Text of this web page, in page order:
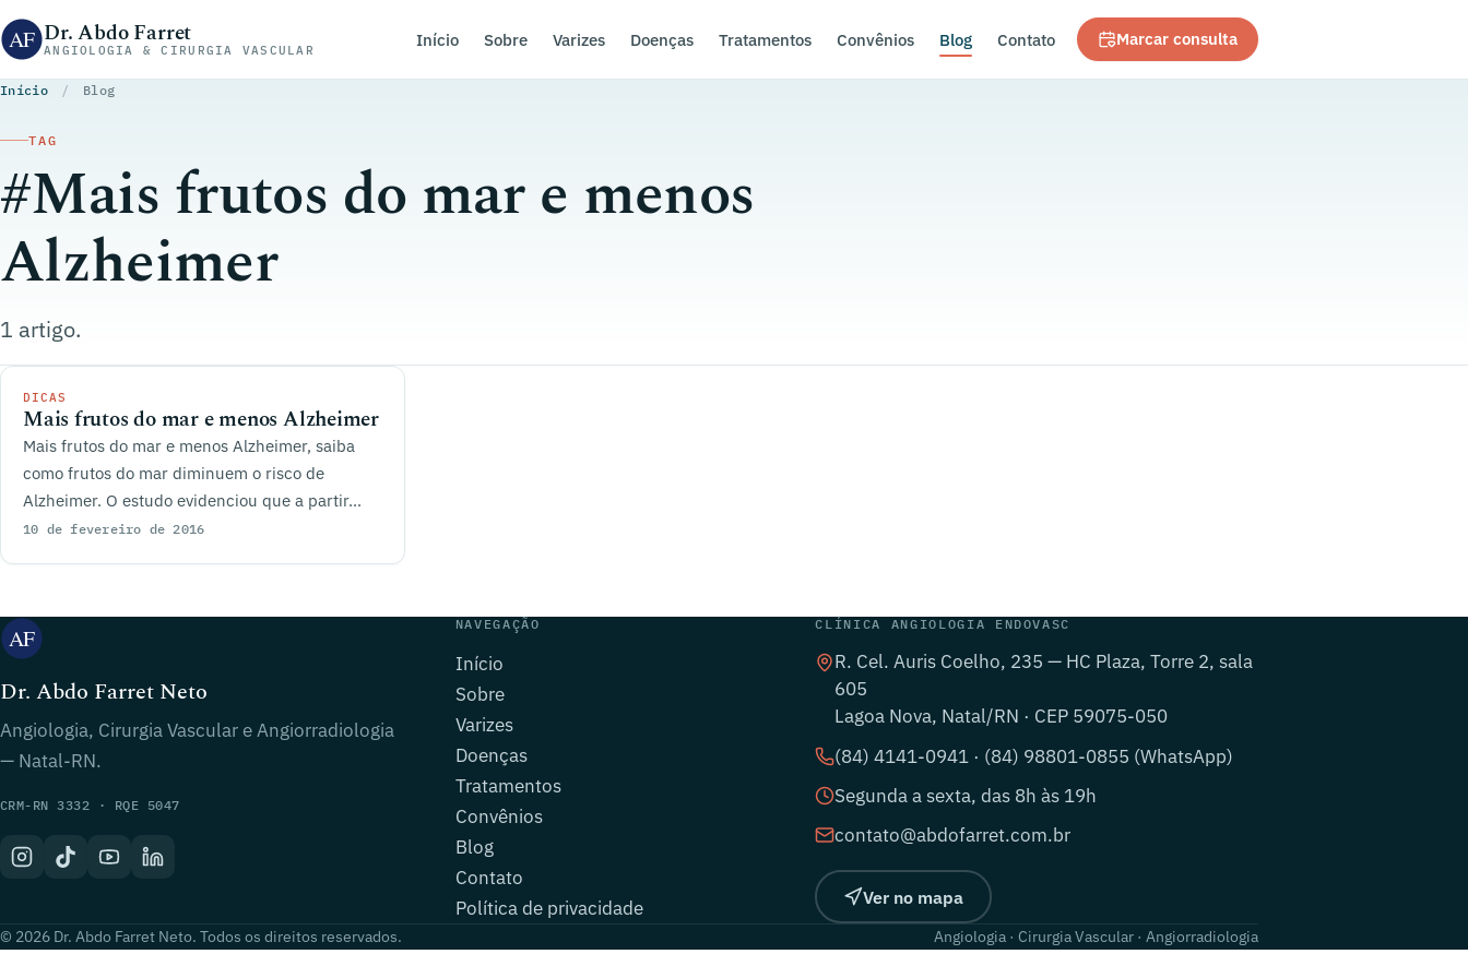
Pular para o conteúdo
Dr. Abdo Farret
ANGIOLOGIA & CIRURGIA VASCULAR
Início Sobre Varizes Doenças Tratamentos Convênios Blog Contato Marcar consulta
Início / Blog
TAG
#Mais frutos do mar e menos
Alzheimer
1 artigo.
DICAS
Mais frutos do mar e menos Alzheimer
Mais frutos do mar e menos Alzheimer, saiba
como frutos do mar diminuem o risco de
Alzheimer. O estudo evidenciou que a partir...
10 de fevereiro de 2016
Dr. Abdo Farret Neto
Angiologia, Cirurgia Vascular e Angiorradiologia
— Natal-RN.
CRM-RN 3332 · RQE 5047
NAVEGAÇÃO
Início
Sobre
Varizes
Doenças
Tratamentos
Convênios
Blog
Contato
Política de privacidade
CLÍNICA ANGIOLOGIA ENDOVASC
R. Cel. Auris Coelho, 235 — HC Plaza, Torre 2, sala
605
Lagoa Nova, Natal/RN · CEP 59075-050
(84) 4141-0941 · (84) 98801-0855 (WhatsApp)
Segunda a sexta, das 8h às 19h
contato@abdofarret.com.br
Ver no mapa
© 2026 Dr. Abdo Farret Neto. Todos os direitos reservados. Angiologia · Cirurgia Vascular · Angiorradiologia